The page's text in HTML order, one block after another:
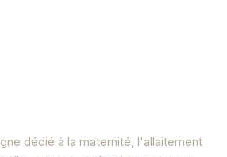
dédié à la maternité, l'allaitement